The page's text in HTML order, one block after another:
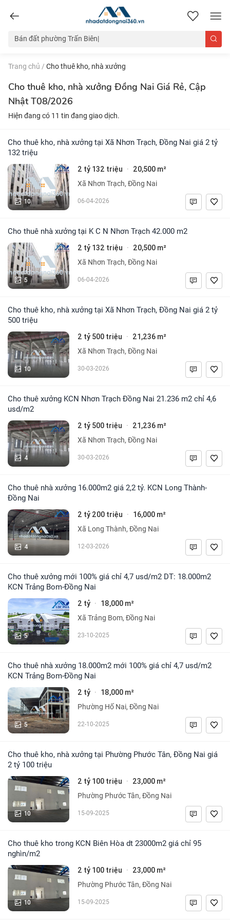
nhadatdongnai360.vn
Trang chủ / Cho thuê kho, nhà xưởng
Cho thuê kho, nhà xưởng Đồng Nai Giá Rẻ, Cập
Nhật T08/2026
Hiện đang có 11 tin đang giao dịch.
Cho thuê kho, nhà xưởng tại Xã Nhơn Trạch, Đồng Nai giá 2 tỷ
132 triệu
10
2 tỷ 132 triệu · 20,500 m²
Xã Nhơn Trạch, Đồng Nai
06-04-2026
Cho thuê nhà xưởng tại K C N Nhơn Trạch 42.000 m2
5
2 tỷ 132 triệu · 20,500 m²
Xã Nhơn Trạch, Đồng Nai
06-04-2026
Cho thuê kho, nhà xưởng tại Xã Nhơn Trạch, Đồng Nai giá 2 tỷ
500 triệu
10
2 tỷ 500 triệu · 21,236 m²
Xã Nhơn Trạch, Đồng Nai
30-03-2026
Cho thuê xưởng KCN Nhơn Trạch Đồng Nai 21.236 m2 chỉ 4,6
usd/m2
4
2 tỷ 500 triệu · 21,236 m²
Xã Nhơn Trạch, Đồng Nai
30-03-2026
Cho thuê nhà xưởng 16.000m2 giá 2,2 tỷ. KCN Long Thành-
Đồng Nai
4
2 tỷ 200 triệu · 16,000 m²
Xã Long Thành, Đồng Nai
12-03-2026
Cho thuê xưởng mới 100% giá chỉ 4,7 usd/m2 DT: 18.000m2
KCN Trảng Bom-Đồng Nai
5
2 tỷ · 18,000 m²
Xã Trảng Bom, Đồng Nai
23-10-2025
Cho thuê nhà xưởng 18.000m2 mới 100% giá chỉ 4,7 usd/m2
KCN Trảng Bom-Đồng Nai
5
2 tỷ · 18,000 m²
Phường Hố Nai, Đồng Nai
22-10-2025
Cho thuê kho, nhà xưởng tại Phường Phước Tân, Đồng Nai giá
2 tỷ 100 triệu
10
2 tỷ 100 triệu · 23,000 m²
Phường Phước Tân, Đồng Nai
15-09-2025
Cho thuê kho trong KCN Biên Hòa dt 23000m2 giá chỉ 95
nghìn/m2
10
2 tỷ 100 triệu · 23,000 m²
Phường Phước Tân, Đồng Nai
15-09-2025